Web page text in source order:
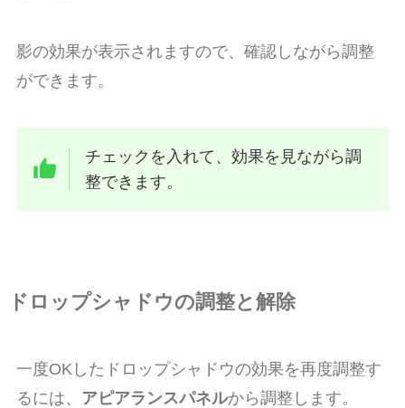
影の効果が表示されますので、確認しながら調整
ができます。
チェックを入れて、効果を見ながら調
整できます。
ドロップシャドウの調整と解除
一度OKしたドロップシャドウの効果を再度調整す
るには、 アピアランスパネルから調整します。